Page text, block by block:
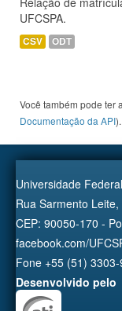
UFCSPA.
CSV ODT
Você também pode ter
Documentação da API).
Universidade
Rua Sarmento
CEP: 90050-170 -
facebook.com/
Fone +55 (51)
Desenvolvido pelo